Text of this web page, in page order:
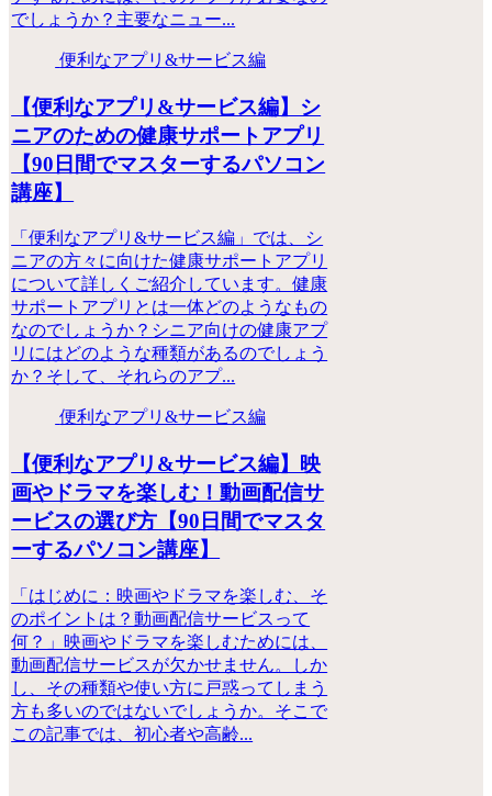
でしょうか？主要なニュー...
便利なアプリ&サービス編
【便利なアプリ&サービス編】シ
ニアのための健康サポートアプリ
【90日間でマスターするパソコン
講座】
「便利なアプリ&サービス編」では、シ
ニアの方々に向けた健康サポートアプリ
について詳しくご紹介しています。健康
サポートアプリとは一体どのようなもの
なのでしょうか？シニア向けの健康アプ
リにはどのような種類があるのでしょう
か？そして、それらのアプ...
便利なアプリ&サービス編
【便利なアプリ&サービス編】映
画やドラマを楽しむ！動画配信サ
ービスの選び方【90日間でマスタ
ーするパソコン講座】
「はじめに：映画やドラマを楽しむ、そ
のポイントは？動画配信サービスって
何？」映画やドラマを楽しむためには、
動画配信サービスが欠かせません。しか
し、その種類や使い方に戸惑ってしまう
方も多いのではないでしょうか。そこで
この記事では、初心者や高齢...